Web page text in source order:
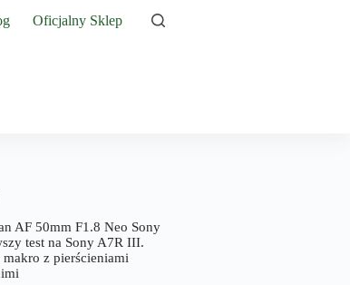
Oficjalny Sklep
AF 50mm F1.8 Neo Sony
test na Sony A7R III.
makro z pierścieniami